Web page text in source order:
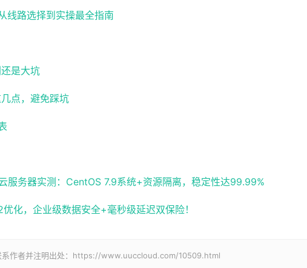
线路选择到实操最全指南
是大坑
点，避免踩坑
服务器实测：CentOS 7.9系统+资源隔离，稳定性达99.99%
化，企业级数据安全+毫秒级延迟双保险！
系作者并注明出处：https://www.uuccloud.com/10509.html